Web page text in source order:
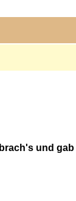
und